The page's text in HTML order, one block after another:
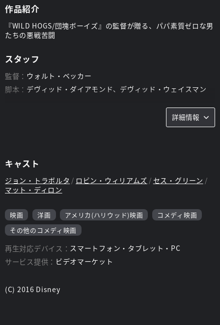
作品紹介
『WILD HOGS/団塊ボーイズ』の監督が贈る、パパ素質ゼロな男
たちの悪戦苦闘
スタッフ
監督： ウォルト・ベッカー
脚本： デヴィッド・ダイアモンド、デヴィッド・ウェイスマン
詳細情報
キャスト
ジョン・トラボルタ ロビン・ウィリアムズ
セス・グリーン
マット・ディロン
映画 洋画 アメリカ(ハリウッド)映画
コメディ映画
その他のコメディ映画
再生対応デバイス： スマートフォン・タブレット・PC
サービス提供： ビデオマーケット
(C) 2016 Disney